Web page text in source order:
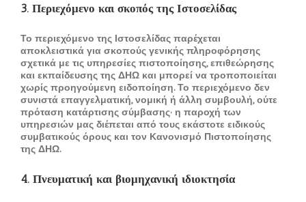
3. Περιεχόμενο και σκοπός της Ιστοσελίδας
Το περιεχόμενο της Ιστοσελίδας παρέχεται
αποκλειστικά για σκοπούς γενικής πληροφόρησης
σχετικά με τις υπηρεσίες πιστοποίησης, επιθεώρησης
και εκπαίδευσης της ΔΗΩ και μπορεί να τροποποιείται
χωρίς προηγούμενη ειδοποίηση. Το περιεχόμενο δεν
συνιστά επαγγελματική, νομική ή άλλη συμβουλή, ούτε
πρόταση κατάρτισης σύμβασης· η παροχή των
υπηρεσιών μας διέπεται από τους εκάστοτε ειδικούς
συμβατικούς όρους και τον Κανονισμό Πιστοποίησης
της ΔΗΩ.
4. Πνευματική και βιομηχανική ιδιοκτησία